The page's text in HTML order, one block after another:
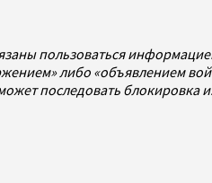
пользоваться
либо «объявлением
последовать блокировка